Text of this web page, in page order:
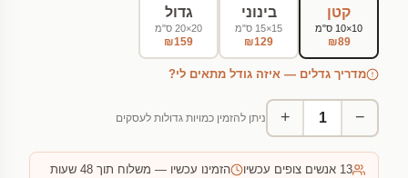
קטן
10×10 ס"מ
₪89
בינוני
15×15 ס"מ
₪129
גדול
20×20 ס"מ
₪159
מדריך גדלים — איזה גודל מתאים לי?
−
+ ניתן להזמין כמויות גדולות לעסקים
13 אנשים צופים עכשיו הזמינו עכשיו — משלוח תוך 48 שעות